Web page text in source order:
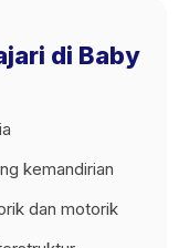
di Baby
kemandirian
dan motorik